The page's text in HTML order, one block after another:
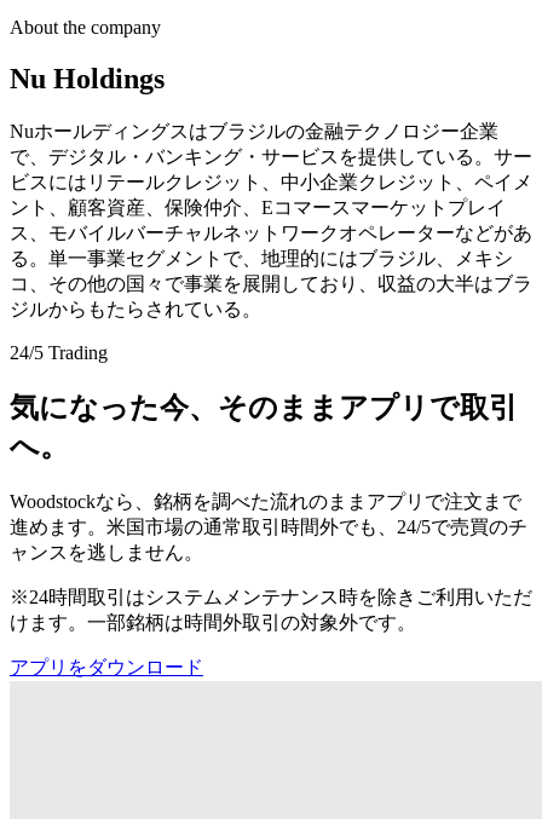
About the company
Nu Holdings
Nuホールディングスはブラジルの金融テクノロジー企業
で、デジタル・バンキング・サービスを提供している。サー
ビスにはリテールクレジット、中小企業クレジット、ペイメ
ント、顧客資産、保険仲介、Eコマースマーケットプレイ
ス、モバイルバーチャルネットワークオペレーターなどがあ
る。単一事業セグメントで、地理的にはブラジル、メキシ
コ、その他の国々で事業を展開しており、収益の大半はブラ
ジルからもたらされている。
24/5 Trading
気になった今、そのままアプリで取引
へ。
Woodstockなら、銘柄を調べた流れのままアプリで注文まで
進めます。米国市場の通常取引時間外でも、24/5で売買のチ
ャンスを逃しません。
※24時間取引はシステムメンテナンス時を除きご利用いただ
けます。一部銘柄は時間外取引の対象外です。
アプリをダウンロード